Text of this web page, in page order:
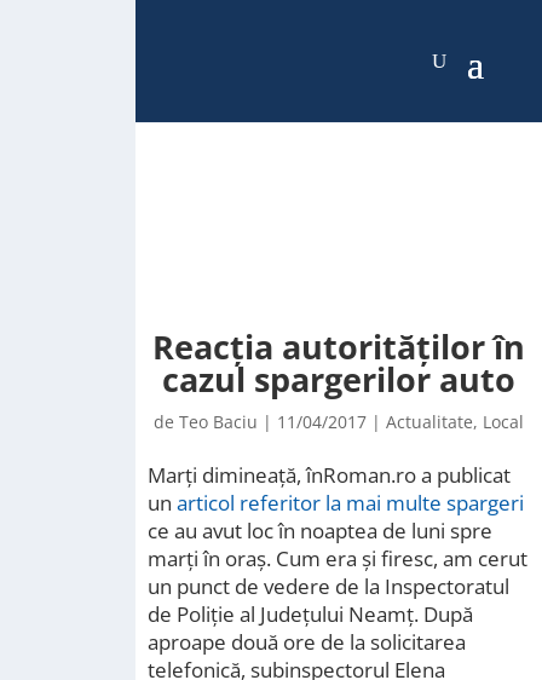
Reacția autorităților în
cazul spargerilor auto
de Teo Baciu | 11/04/2017 | Actualitate, Local
Marți dimineață, înRoman.ro a publicat
un articol referitor la mai multe spargeri
ce au avut loc în noaptea de luni spre
marți în oraș. Cum era și firesc, am cerut
un punct de vedere de la Inspectoratul
de Poliție al Județului Neamț. După
aproape două ore de la solicitarea
telefonică, subinspectorul Elena